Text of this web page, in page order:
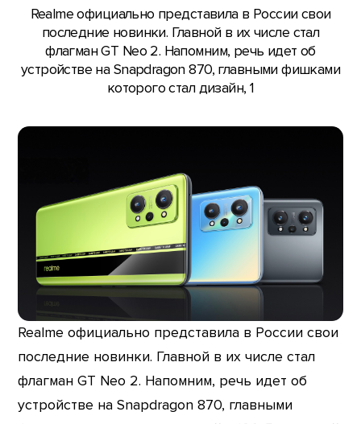
Realme официально представила в России свои
последние новинки. Главной в их числе стал
флагман GT Neo 2. Напомним, речь идет об
устройстве на Snapdragon 870, главными фишками
которого стал дизайн, 1
Realme официально представила в России свои
последние новинки. Главной в их числе стал
флагман GT Neo 2. Напомним, речь идет об
устройстве на Snapdragon 870, главными